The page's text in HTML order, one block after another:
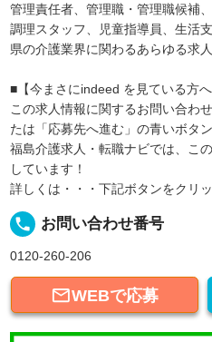
管理責任者、管理職・管理職候補
調理スタッフ、児童指導員、生活
県の介護業界に関わるあらゆる求
■【今まさにindeed を見ている方へ
この求人情報に関するお問い合わ
たは「応募先へ進む」の青いボタ
福島介護求人・転職ナビでは、こ
しています！
詳しくは・・・下記ボタンをクリ
local_phone お問い合わせ番号
0120-260-206
WEBで応募